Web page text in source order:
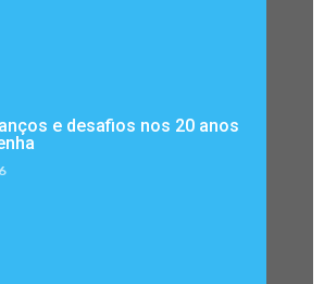
e desafios nos 20 anos